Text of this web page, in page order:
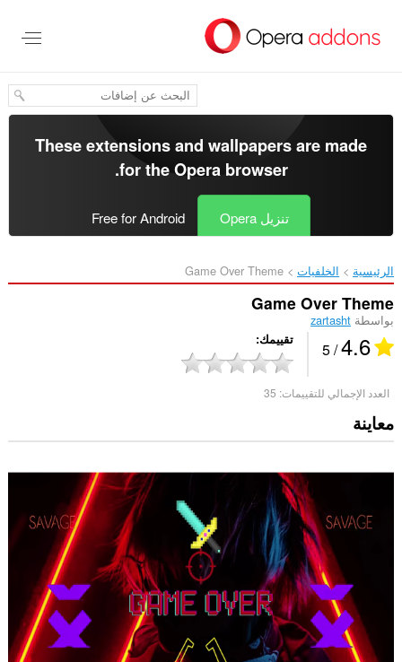
المحتوى
These extensions and wallpapers are made
for theOpera browser
.
تنزيل Opera Free for Android
الرئيسية الخلفيات Game Over Theme‎
Game Over Theme
بواسطة zartasht
4.6
/ 5 تقييمك
العدد الإجمالي للتقييمات: 35
معاينة